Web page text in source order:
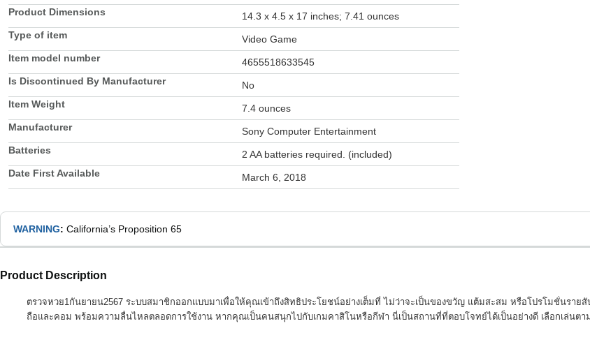
Product Dimensions
14.3 x 4.5 x 17 inches; 7.41 ounces
Type of item
Video Game
Item model number
4655518633545
Is Discontinued By Manufacturer
No
Item Weight
7.4 ounces
Manufacturer
Sony Computer Entertainment
Batteries
2 AA batteries required. (included)
Date First Available
March 6, 2018
WARNING: California’s Proposition 65
Product Description
ตรวจหวย1กันยายน2567 ระบบสมาชิกออกแบบมาเพื่อให้คุณเข้าถึงสิทธิประโยชน์อย่างเต็มที่ ไม่ว่าจะเป็นของขวัญ แต้มสะสม หรือโปรโมชั่นรา
ถือและคอม พร้อมความลื่นไหลตลอดการใช้งาน หากคุณเป็นคนสนุกไปกับเกมคาสิโนหรือกีฬา นี่เป็นสถานที่ที่ตอบโจทย์ได้เป็นอย่างดี เลือกเล่นต